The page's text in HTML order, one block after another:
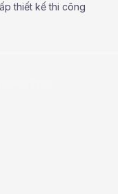
thiết kế thi công